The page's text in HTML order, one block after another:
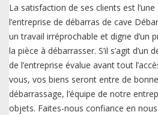
La satisfaction de ses clients est
l’entreprise de débarras de cave
un travail irréprochable et digne d’un
la pièce à débarrasser. S’il s’agit d’un
de l’entreprise évalue avant tout
vous, vos biens seront entre de
débarrassage, l’équipe de notre
objets. Faites-nous confiance en